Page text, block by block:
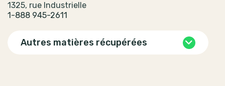
1325, rue Industrielle
1-888 945-2611
Autres matières récupérées